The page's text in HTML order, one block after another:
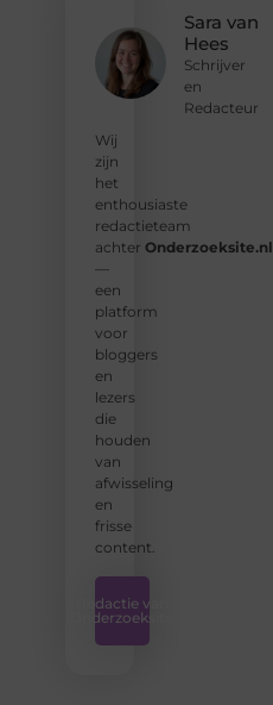
Sara van
Hees
Schrijver
en
Redacteur
Wij
zijn
het
enthousiaste
redactieteam
achter Onderzoeksite.nl
—
een
platform
voor
bloggers
en
lezers
die
houden
van
afwisseling
en
frisse
content.
Redactie van
Onderzoeksite